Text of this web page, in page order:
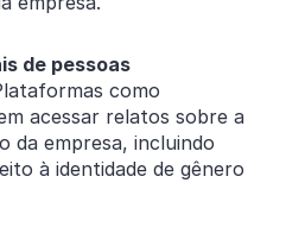
de pessoas
como
acessar relatos sobre a
da empresa, incluindo
à identidade de gênero